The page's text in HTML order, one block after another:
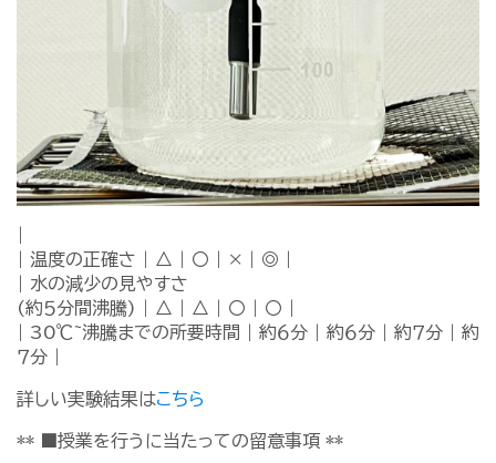
| 温度の正確さ | △ | 〇 | × | ◎ |
| 水の減少の見やすさ
(約５分間沸騰) | △ | △ | 〇 | 〇 |
| 30℃~沸騰までの所要時間 | 約６分 | 約６分 | 約７分 | 約
７分 |
詳しい実験結果はこちら
** ■授業を行うに当たっての留意事項 **